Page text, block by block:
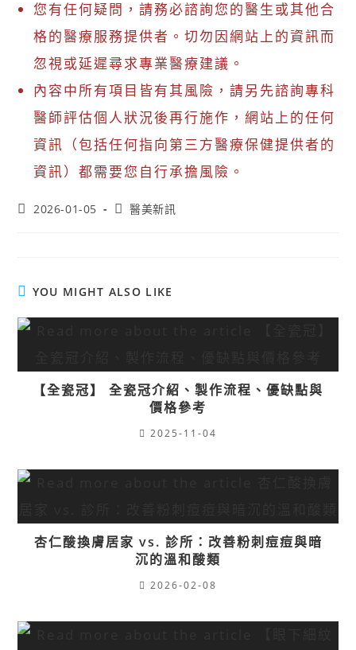
您有任何疑問，請務必諮詢您的醫生或其他合
格的醫療服務提供者。切勿因網站上的資訊而
忽視或延遲尋求專業醫療建議。
內容中所有項目皆有其風險，請另先諮詢專科
醫師評估個人狀況後再行施作，網站上的任何
資訊（包括任何指向第三方醫療保健提供者的
資訊）都需要您自行承擔風險。
2026-01-05 醫美新訊
YOU MIGHT ALSO LIKE
【全瓷冠】 全瓷冠介紹、製作流程、優缺點與
價格參考
2025-11-04
杏仁酸換膚居家 vs. 診所：改善粉刺痘痘與暗
沉的溫和酸類
2026-02-08